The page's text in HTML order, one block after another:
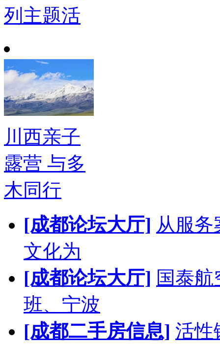
列主题活
川西亲子
露营 与多
木同行
[成都论坛大厅] 从服
文化为
[成都论坛大厅] 国泰
班、宁波
[成都二手房信息] 活性